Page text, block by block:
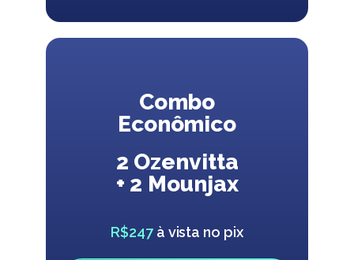
Combo
Econômico
2 Ozenvitta
+ 2 Mounjax
R$247à vista no pix